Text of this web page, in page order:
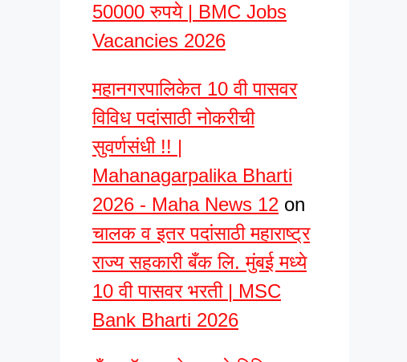
50000 रुपये | BMC Jobs
Vacancies 2026
महानगरपालिकेत 10 वी पासवर
विविध पदांसाठी नोकरीची
सुवर्णसंधी !! |
Mahanagarpalika Bharti
2026 - Maha News 12 on
चालक व इतर पदांसाठी महाराष्ट्र
राज्य सहकारी बँक लि. मुंबई मध्ये
10 वी पासवर भरती | MSC
Bank Bharti 2026